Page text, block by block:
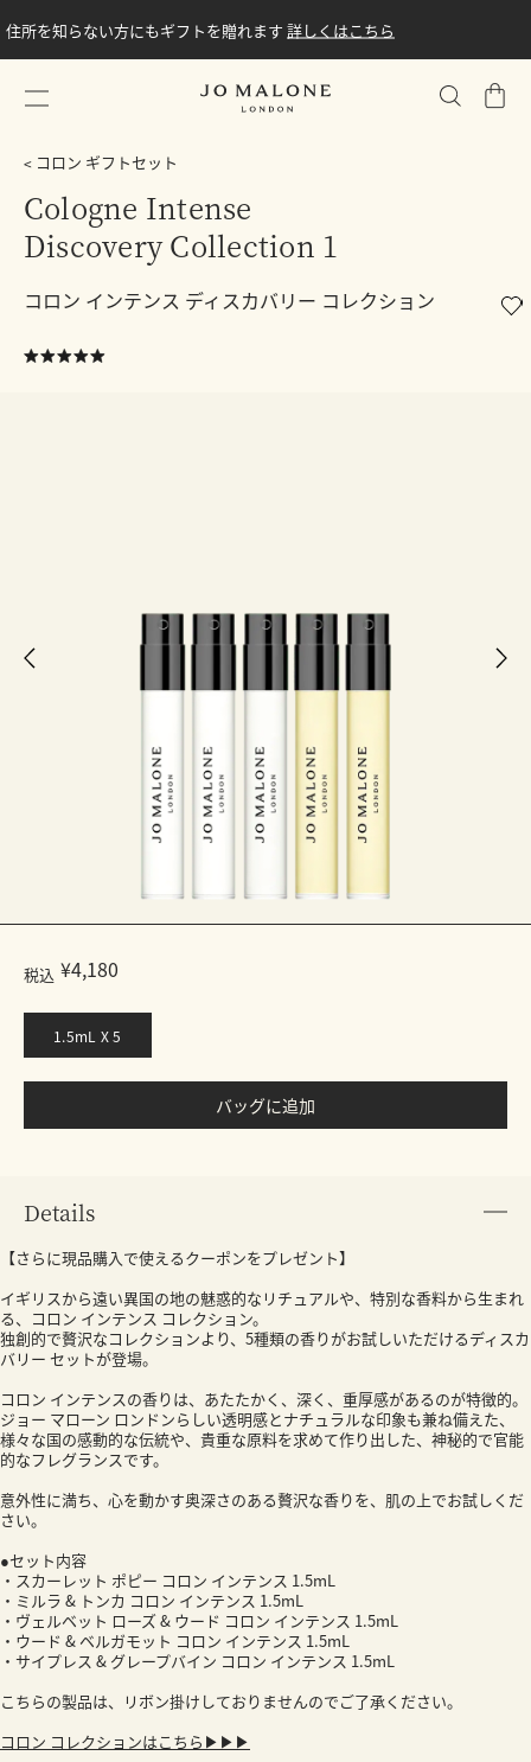
住所を知らない方にもギフトを贈れます 詳しくはこちら
シ
コロン ギフトセット
Cologne Intense
Discovery Collection 1
コロン インテンス ディスカバリー コレクション
税込 ¥4,180
1.5mL X 5
バッグに追加
Details
【さらに現品購入で使えるクーポンをプレゼント】
イギリスから遠い異国の地の魅惑的なリチュアルや、特別な香料から生まれ
る、コロン インテンス コレクション。
独創的で贅沢なコレクションより、5種類の香りがお試しいただけるディスカ
バリー セットが登場。
コロン インテンスの香りは、あたたかく、深く、重厚感があるのが特徴的。
ジョー マローン ロンドンらしい透明感とナチュラルな印象も兼ね備えた、
様々な国の感動的な伝統や、貴重な原料を求めて作り出した、神秘的で官能
的なフレグランスです。
意外性に満ち、心を動かす奥深さのある贅沢な香りを、肌の上でお試しくだ
さい。
●セット内容
・スカーレット ポピー コロン インテンス 1.5mL
・ミルラ & トンカ コロン インテンス 1.5mL
・ヴェルベット ローズ & ウード コロン インテンス 1.5mL
・ウード & ベルガモット コロン インテンス 1.5mL
・サイプレス & グレープバイン コロン インテンス 1.5mL
こちらの製品は、リボン掛けしておりませんのでご了承ください。
コロン コレクションはこちら▶▶▶